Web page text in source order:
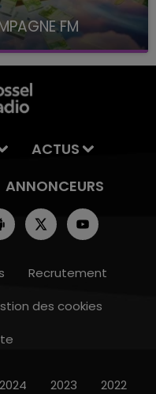
FM
à 8H10
ACTUS
ANNONCEURS
Recrutement
des cookies
2024 2023 2022